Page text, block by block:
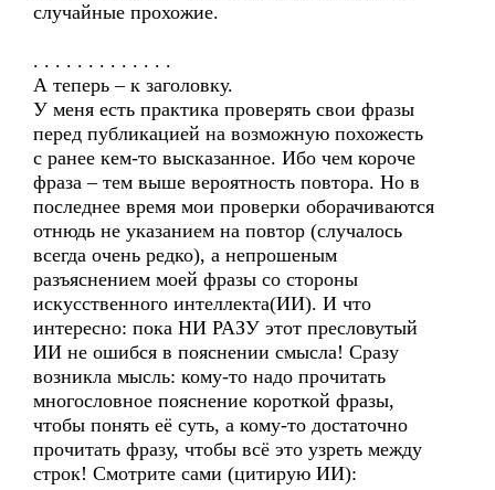
случайные прохожие.
. . . . . . . . . . . . .
А теперь – к заголовку.
У меня есть практика проверять свои фразы
перед публикацией на возможную похожесть
с ранее кем-то высказанное. Ибо чем короче
фраза – тем выше вероятность повтора. Но в
последнее время мои проверки оборачиваются
отнюдь не указанием на повтор (случалось
всегда очень редко), а непрошеным
разъяснением моей фразы со стороны
искусственного интеллекта(ИИ). И что
интересно: пока НИ РАЗУ этот пресловутый
ИИ не ошибся в пояснении смысла! Сразу
возникла мысль: кому-то надо прочитать
многословное пояснение короткой фразы,
чтобы понять её суть, а кому-то достаточно
прочитать фразу, чтобы всё это узреть между
строк! Смотрите сами (цитирую ИИ):